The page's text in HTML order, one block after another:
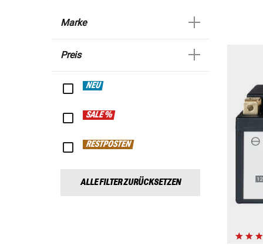
Marke
Preis
NEU
SALE %
RESTPOSTEN
ALLE FILTER ZURÜCKSETZEN